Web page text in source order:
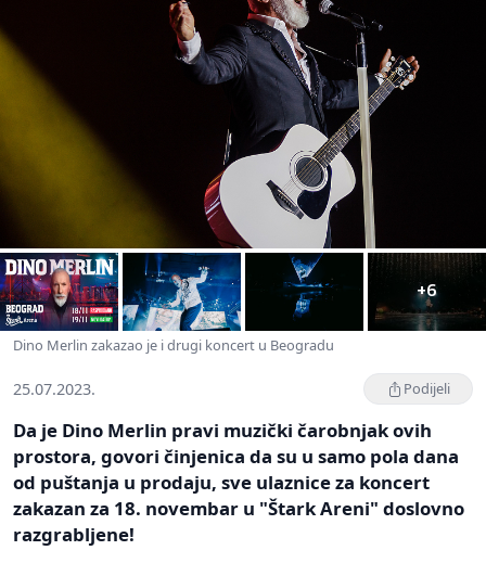
+6
Dino Merlin zakazao je i drugi koncert u Beogradu
25.07.2023. Podijeli
Da je Dino Merlin pravi muzički čarobnjak ovih
prostora, govori činjenica da su u samo pola dana
od puštanja u prodaju, sve ulaznice za koncert
zakazan za 18. novembar u "Štark Areni" doslovno
razgrabljene!